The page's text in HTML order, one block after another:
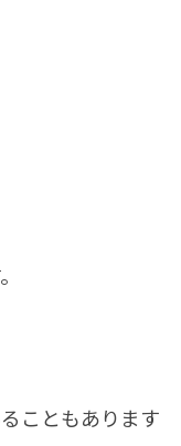
こともあります